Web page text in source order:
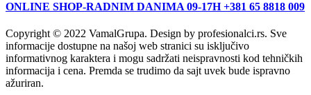
ONLINE SHOP-RADNIM DANIMA 09-17H +381 65 8818 009
Copyright © 2022 VamalGrupa. Design by profesionalci.rs. Sve
informacije dostupne na našoj web stranici su isključivo
informativnog karaktera i mogu sadržati neispravnosti kod tehničkih
informacija i cena. Premda se trudimo da sajt uvek bude ispravno
ažuriran.